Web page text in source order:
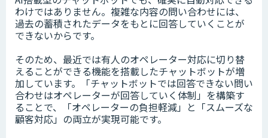
わけではありません。複雑な内容の問い合わせには、
過去の蓄積されたデータをもとに回答していくことが
できないからです。
そのため、最近では有人のオペレーター対応に切り替
えることができる機能を搭載したチャットボットが増
加しています。「チャットボットでは回答できない問い
合わせはオペレーターが回答していく体制」を構築す
ることで、「オペレーターの負担軽減」と「スムーズな
顧客対応」の両立が実現可能です。